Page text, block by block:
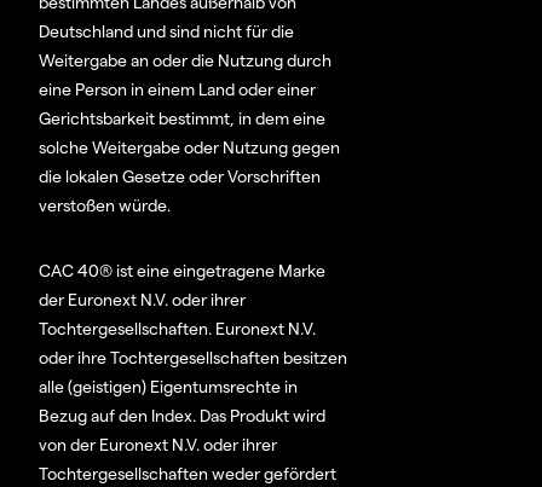
Deutschland und sind nicht für die
Weitergabe an oder die Nutzung durch
eine Person in einem Land oder einer
Gerichtsbarkeit bestimmt, in dem eine
solche Weitergabe oder Nutzung gegen
die lokalen Gesetze oder Vorschriften
verstoßen würde.
CAC 40® ist eine eingetragene Marke
der Euronext N.V. oder ihrer
Tochtergesellschaften. Euronext N.V.
oder ihre Tochtergesellschaften besitzen
alle (geistigen) Eigentumsrechte in
Bezug auf den Index. Das Produkt wird
von der Euronext N.V. oder ihrer
Tochtergesellschaften weder gefördert